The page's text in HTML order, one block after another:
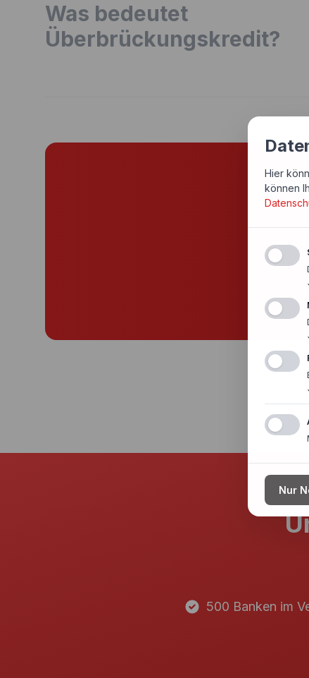
Was bedeutet
Überbrückungskredit?
500 Banken im
Hier
können
Nur